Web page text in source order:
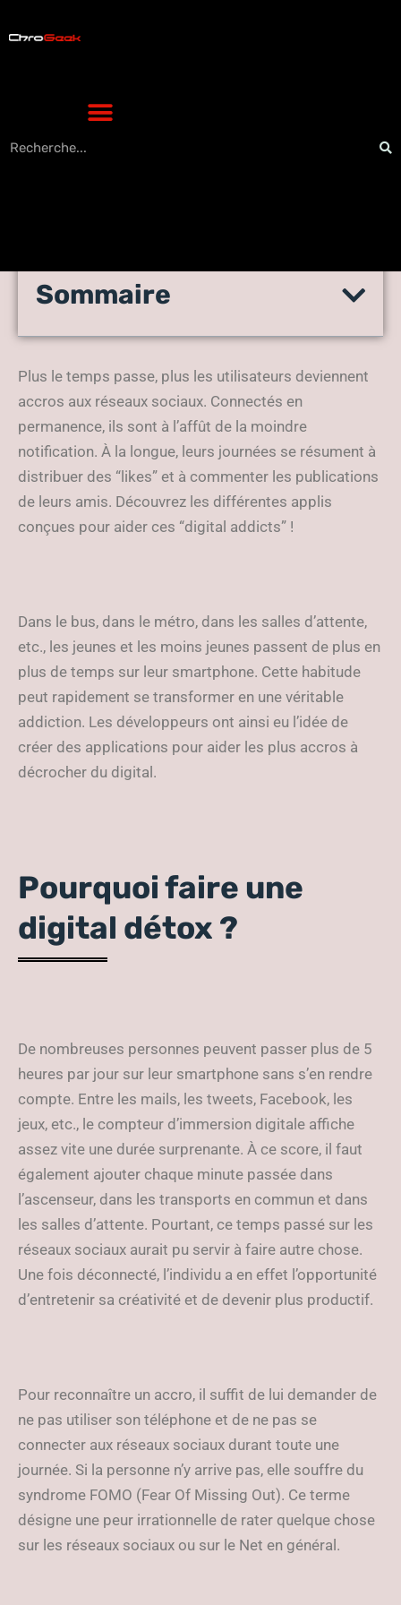
déconnecter
Sommaire
Plus le temps passe, plus les utilisateurs deviennent
accros aux réseaux sociaux. Connectés en
permanence, ils sont à l’affût de la moindre
notification. À la longue, leurs journées se résument à
distribuer des “likes” et à commenter les publications
de leurs amis. Découvrez les différentes applis
conçues pour aider ces “digital addicts” !
Dans le bus, dans le métro, dans les salles d’attente,
etc., les jeunes et les moins jeunes passent de plus en
plus de temps sur leur smartphone. Cette habitude
peut rapidement se transformer en une véritable
addiction. Les développeurs ont ainsi eu l’idée de
créer des applications pour aider les plus accros à
décrocher du digital.
Pourquoi faire une
digital détox ?
De nombreuses personnes peuvent passer plus de 5
heures par jour sur leur smartphone sans s’en rendre
compte. Entre les mails, les tweets, Facebook, les
jeux, etc., le compteur d’immersion digitale affiche
assez vite une durée surprenante. À ce score, il faut
également ajouter chaque minute passée dans
l’ascenseur, dans les transports en commun et dans
les salles d’attente. Pourtant, ce temps passé sur les
réseaux sociaux aurait pu servir à faire autre chose.
Une fois déconnecté, l’individu a en effet l’opportunité
d’entretenir sa créativité et de devenir plus productif.
Pour reconnaître un accro, il suffit de lui demander de
ne pas utiliser son téléphone et de ne pas se
connecter aux réseaux sociaux durant toute une
journée. Si la personne n’y arrive pas, elle souffre du
syndrome FOMO (Fear Of Missing Out). Ce terme
désigne une peur irrationnelle de rater quelque chose
sur les réseaux sociaux ou sur le Net en général.